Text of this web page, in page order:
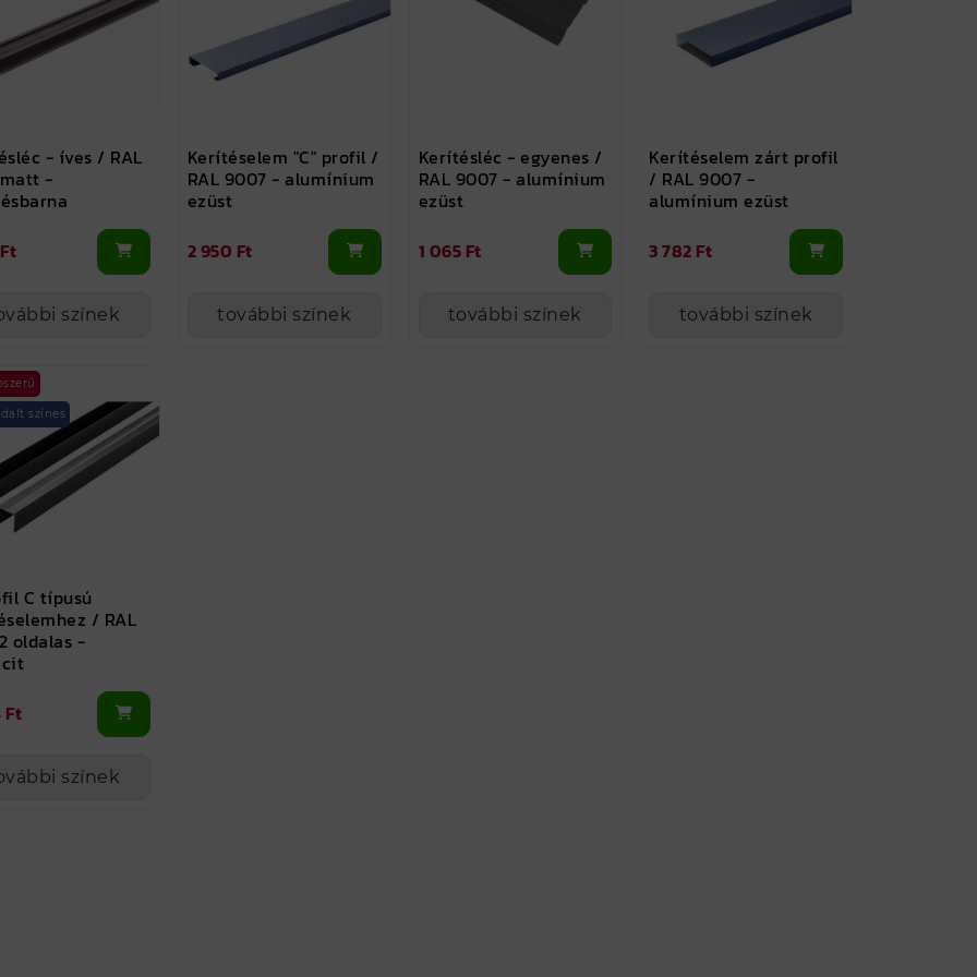
- íves / RAL
-
színek
Kerítéselem "C" profil /
RAL 9007 - alumínium
ezüst
2 950 Ft
további színek
Kerítésléc - egyenes /
RAL 9007 - alumínium
ezüst
1 065 Ft
további színek
Kerítéselem zárt profil
/ RAL 9007 -
alumínium ezüst
3 782 Ft
további színek
színes
C típusú
/ RAL
oldalas -
Ft
színek